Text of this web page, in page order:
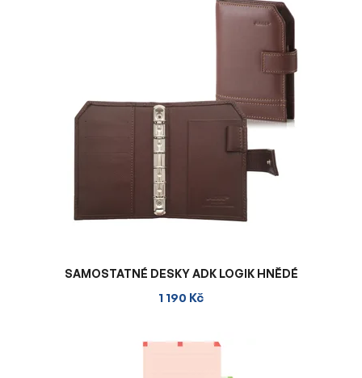
SAMOSTATNÉ DESKY ADK LOGIK HNĚDÉ
1 190 Kč